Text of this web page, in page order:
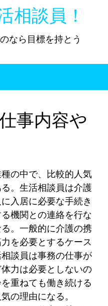
相談員！
なら目標を持とう
事内容や
の中で、比較的人気
。生活相談員は介護
入居に必要な手続き
機関との連絡を行な
。一般的に介護の携
を必要とするケース
談員は事務の仕事が
力は必要としないの
重ねても働き続ける
の理由になる。